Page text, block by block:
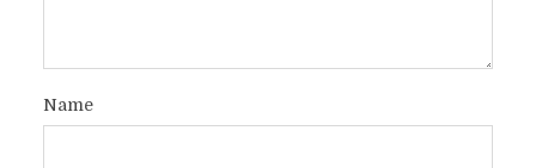
Name